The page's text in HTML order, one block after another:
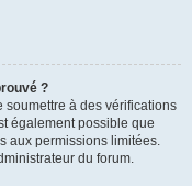
?
soumettre à des vérifications
également possible que
aux permissions limitées.
du forum.